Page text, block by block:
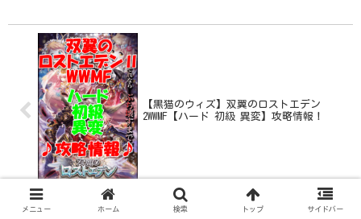
【黒猫のウィズ】双翼のロストエデン
2WWMF【ハード 初級 異変】攻略情報！
メニュー ホーム 検索 トップ サイドバー